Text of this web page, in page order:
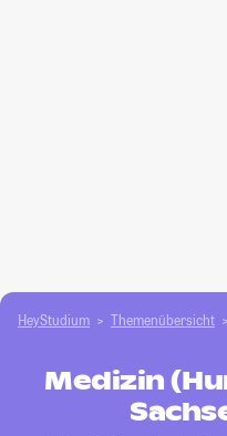
HeyStudium Themenübersicht
Medizin